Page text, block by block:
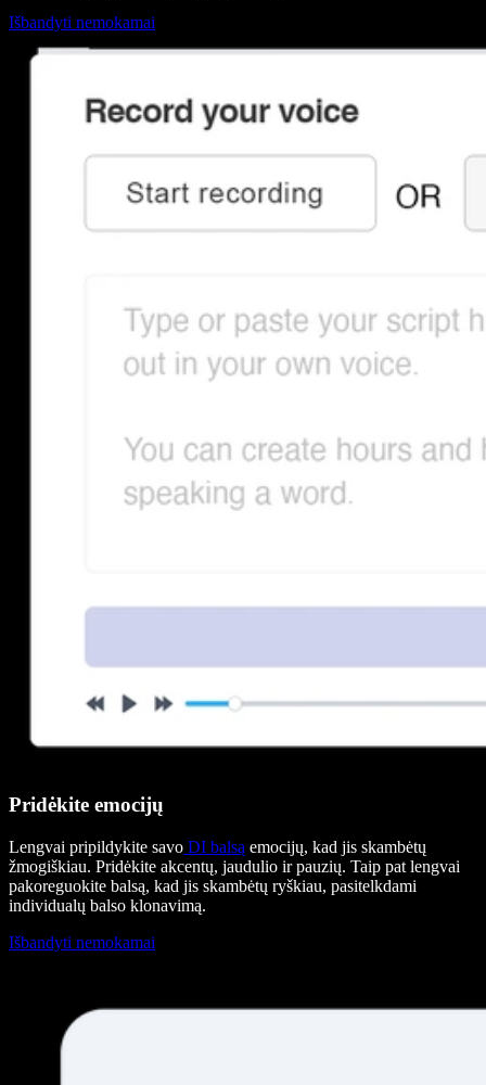
Išbandyti nemokamai
Pridėkite emocijų
Lengvai pripildykite savo DI balsą emocijų, kad jis skambėtų
žmogiškiau. Pridėkite akcentų, jaudulio ir pauzių. Taip pat lengvai
pakoreguokite balsą, kad jis skambėtų ryškiau, pasitelkdami
individualų balso klonavimą.
Išbandyti nemokamai